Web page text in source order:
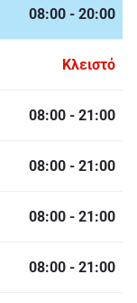
08:00 - 20:00
Κλειστό
08:00 - 21:00
08:00 - 21:00
08:00 - 21:00
08:00 - 21:00